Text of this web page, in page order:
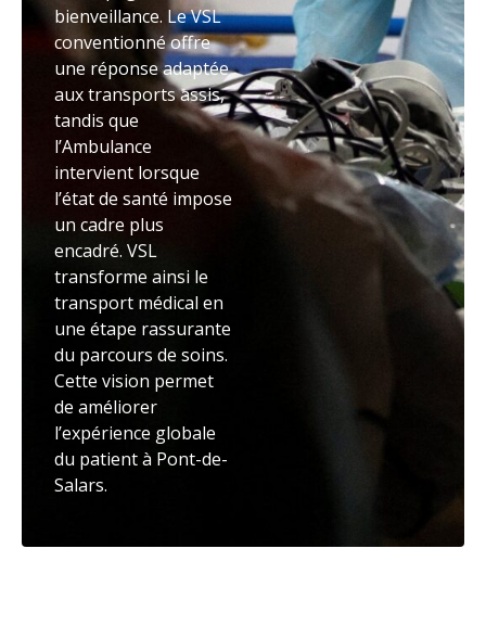
bienveillance. Le VSL
conventionné offre
une réponse adaptée
aux transports assis,
tandis que
l’Ambulance
intervient lorsque
l’état de santé impose
un cadre plus
encadré. VSL
transforme ainsi le
transport médical en
une étape rassurante
du parcours de soins.
Cette vision permet
de améliorer
l’expérience globale
du patient à Pont-de-
Salars.